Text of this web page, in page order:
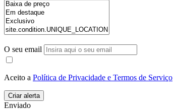
O seu email
Aceito a Política de Privacidade e Termos de Serviço
Enviado